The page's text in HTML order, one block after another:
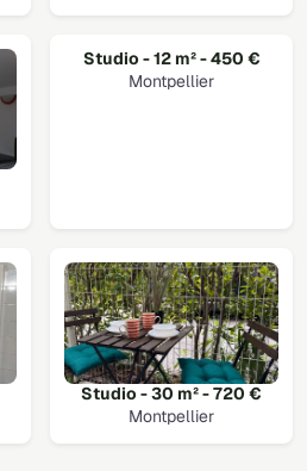
Studio - 12 m² - 450 €
Montpellier
Studio - 30 m² - 720 €
Montpellier